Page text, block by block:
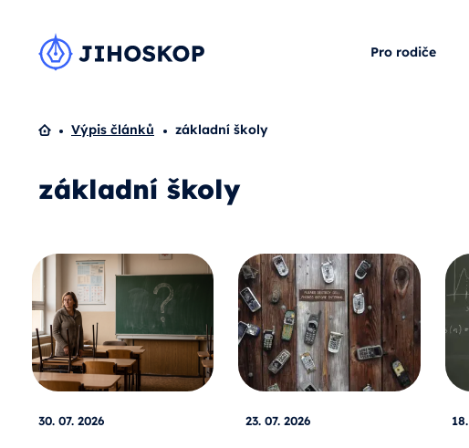
Pro rodiče
Domů
Výpis článků základní školy
základní školy
30. 07. 2026 23. 07. 2026